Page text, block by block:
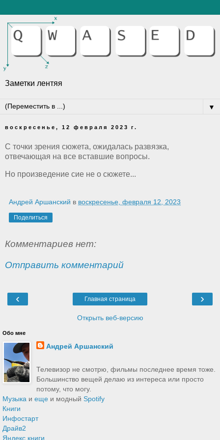
Заметки лентяя
▼
воскресенье, 12 февраля 2023 г.
С точки зрения сюжета, ожидалась развязка,
отвечающая на все вставшие вопросы.
Но произведение сие не о сюжете...
Андрей Аршанский в воскресенье, февраля 12, 2023
Поделиться
Комментариев нет:
Отправить комментарий
‹ ›
Главная страница
Открыть веб-версию
Обо мне
Андрей Аршанский
Телевизор не смотрю, фильмы последнее время тоже.
Большинство вещей делаю из интереса или просто
потому, что могу.
Музыка и еще и модный Spotify
Книги
Инфостарт
Драйв2
Яндекс книги